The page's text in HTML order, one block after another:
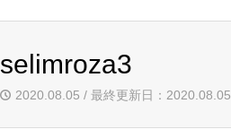
selimroza3
2020.08.05 / 最終更新日：2020.08.05